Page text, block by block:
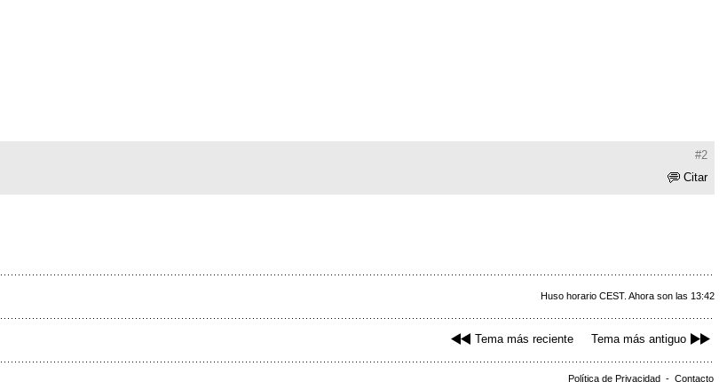
#2
Citar
Huso horario CEST. Ahora son las 13:42
Tema más reciente Tema más antiguo
Política de Privacidad - Contacto